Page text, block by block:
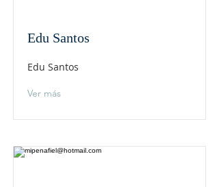
Edu Santos
Edu Santos
Ver más